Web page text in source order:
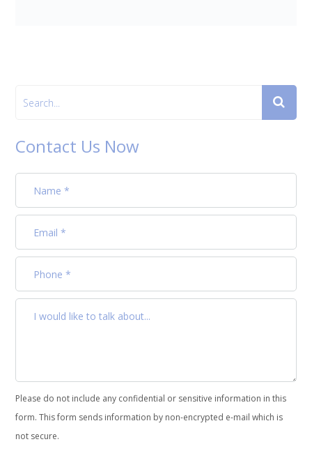
Contact Us Now
Please do not include any confidential or sensitive information in this
form. This form sends information by non-encrypted e-mail which is
not secure.